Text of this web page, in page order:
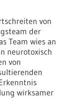
von
der
Team wies an
neurotoxisch
von
wirksamer